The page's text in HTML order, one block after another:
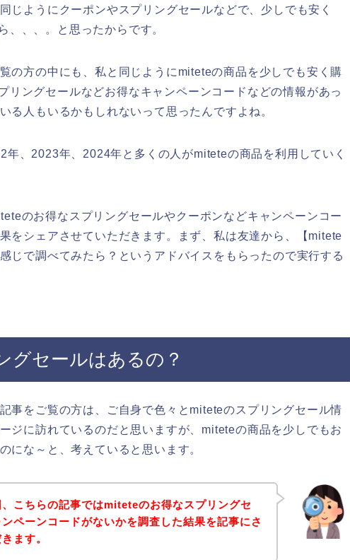
じようにクーポンやスプリングセールなどで、少しでも安く
、、、。と思ったからです。
の方の中にも、私と同じようにmiteteの商品を少しでも安く購
リングセールなどお得なキャンペーンコードなどの情報があっ
る人もいるかもしれないって思ったんですよね。
年、2023年、2024年と多くの人がmiteteの商品を利用していく
のお得なスプリングセールやクーポンなどキャンペーンコー
をシェアさせていただきます。まず、私は友達から、【mitete
じで調べてみたら？というアドバイスをもらったので実行する
グセールはあるの？
事をご覧の方は、ご自身で色々とmiteteのスプリングセール情
ジに訪れているのだと思いますが、miteteの商品を少しでもお
にな～と、考えていると思います。
こちらの記事ではmiteteのお得なスプリングセ
ペーンコードがないかを調査した結果を記事にさ
ます。